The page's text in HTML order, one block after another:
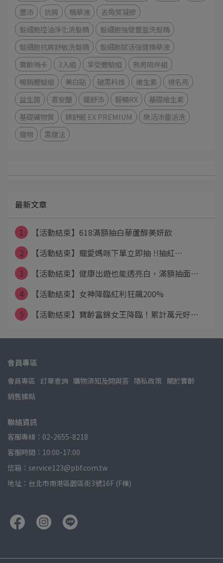
豐沛
抗屑 精華液
去角質凝膠
髮細胞控油淨化洗髮精
髮細胞強健豐盈洗髮精
髮細胞抗屑舒敏洗髮精
髮細胞賦活強健精華液
寶齡瑪卡
3入組 享受體驗組
熟男陪伴組
暢銷體驗組
美白貼 破黑科技 維生素
視名亮
益生菌
喜安醣 鐵舒沛 輕暢RX
基礎維生素
基礎礦物質
鎂舒眠 EX PREMIUM
樂活沛靈活洗
寵物
黑健法
最新文章
1
【活動結束】618滿額抽白藜蘆醇美妍飲
2
【活動結束】寵愛媽咪下單立即抽 !!抽紅⋯
3
【活動結束】健康出遊也能透亮白，滿額抽面⋯
4
【活動結束】女神降臨紅利狂飆200%
5
【活動結束】寶齡富錦女王降臨！累計萬元好⋯
會員專區
會員專區 訂單查詢 購物須知及問與答 隱私政策 關於寶齡
銷售據點
聯絡資訊
客服專線：02-2655-8218
客服時間：10:00-17:00
信箱：service123@pbf.com.tw
地址：台北市南港區園區街3號16F (F棟)